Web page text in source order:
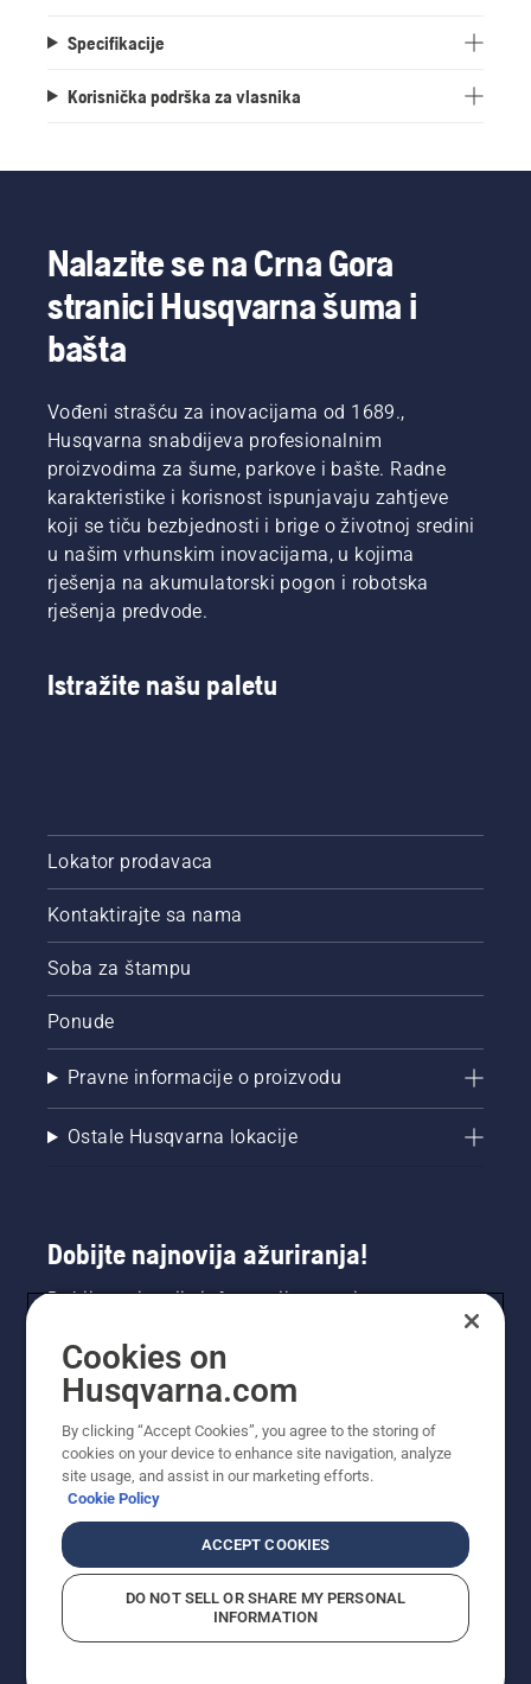
Specifikacije
Korisnička podrška za vlasnika
Nalazite se na Crna Gora
stranici Husqvarna šuma i
bašta
Vođeni strašću za inovacijama od 1689.,
Husqvarna snabdijeva profesionalnim
proizvodima za šume, parkove i bašte. Radne
karakteristike i korisnost ispunjavaju zahtjeve
koji se tiču bezbjednosti i brige o životnoj sredini
u našim vrhunskim inovacijama, u kojima
rješenja na akumulatorski pogon i robotska
rješenja predvode.
Istražite našu paletu
Lokator prodavaca
Kontaktirajte sa nama
Soba za štampu
Ponude
Pravne informacije o proizvodu
Ostale Husqvarna lokacije
Dobijte najnovija ažuriranja!
Dobijte najnovije informacije o novim
proizvodima, specijalnim ponudama i još mnogo
toga. Prijavite se na naš bilten ovdje.
Cookies on
Husqvarna.com
By clicking “Accept Cookies”, you agree to the storing of
cookies on your device to enhance site navigation, analyze
site usage, and assist in our marketing efforts.
Cookie Policy
ACCEPT COOKIES
DO NOT SELL OR SHARE MY PERSONAL
INFORMATION